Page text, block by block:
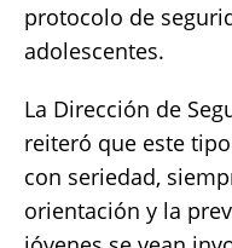
protocolo de
adolescentes.
La Dirección de
reiteró que este
con seriedad,
orientación y la